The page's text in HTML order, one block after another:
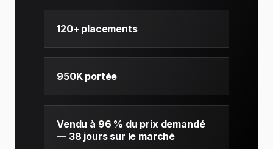
120+ placements
950K portée
Vendu à 96 % du prix demandé
— 38 jours sur le marché